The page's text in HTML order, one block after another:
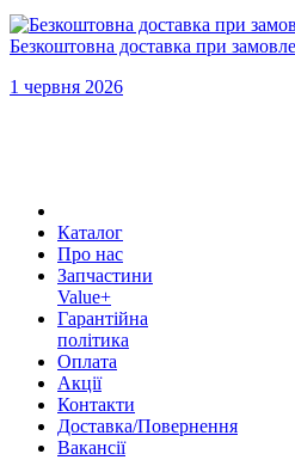
Безкоштовна доставка при
1 червня 2026
Каталог
Про нас
Запчастини
Value+
Гарантійна
політика
Оплата
Акції
Контакти
Доставка/Повернення
Вакансії